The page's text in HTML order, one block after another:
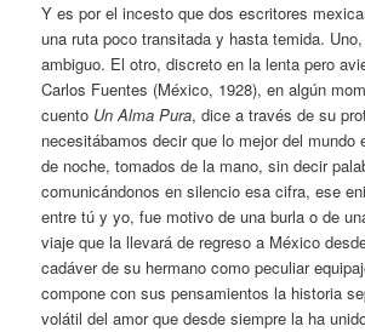
Y es por el incesto que dos escritores
una ruta poco transitada y hasta temida.
ambiguo. El otro, discreto en la lenta pero
Carlos Fuentes (México, 1928), en algún
cuento Un Alma Pura, dice a través de su
necesitábamos decir que lo mejor del mundo
de noche, tomados de la mano, sin decir
comunicándonos en silencio esa cifra, ese
entre tú y yo, fue motivo de una burla o de
viaje que la llevará de regreso a México
cadáver de su hermano como peculiar
compone con sus pensamientos la historia
volátil del amor que desde siempre la ha